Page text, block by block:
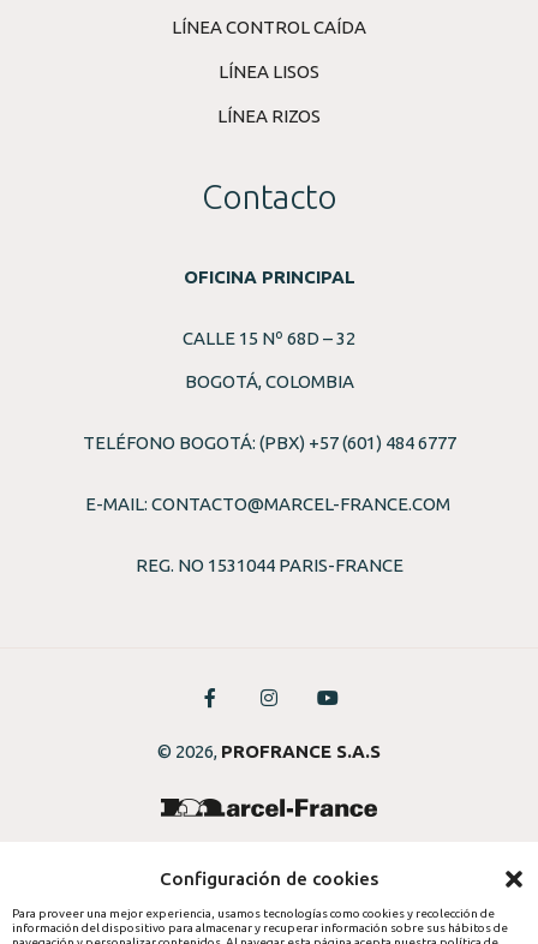
Configuración de cookies
Para proveer una mejor experiencia, usamos tecnologías como cookies y recolección de
información del dispositivo para almacenar y recuperar información sobre sus hábitos de
LÍNEA CONTROL CAÍDA
LÍNEA LISOS
LÍNEA RIZOS
Contacto
OFICINA PRINCIPAL
CALLE 15 Nº 68D – 32
BOGOTÁ, COLOMBIA
TELÉFONO BOGOTÁ: (PBX) +57 (601) 484 6777
E-MAIL: CONTACTO@MARCEL-FRANCE.COM
REG. NO 1531044 PARIS-FRANCE
© 2026, PROFRANCE S.A.S